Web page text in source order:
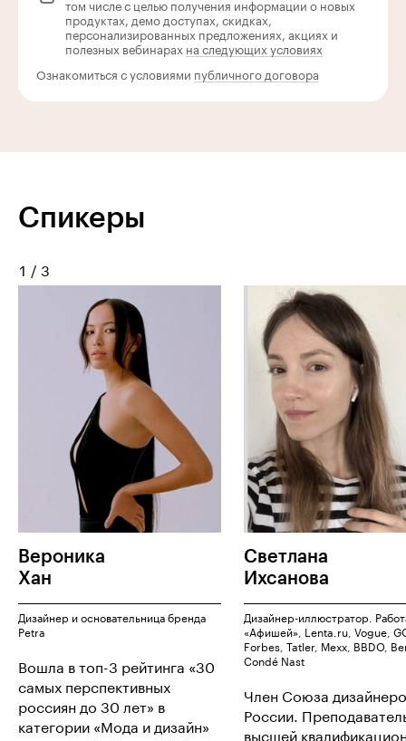
том числе с целью получения информации о новых
продуктах, демо доступах, скидках,
персонализированных предложениях, акциях и
полезных вебинарах на следующих условиях
Ознакомиться с условиями публичного договора
Спикеры
1 / 3
Вероника
Хан
Дизайнер и основательница бренда
Petra
Вошла в топ-3 рейтинга «30
самых перспективных
россиян до 30 лет» в
категории «Мода и дизайн»
Светлана
Ихсанова
Дизайнер-иллюстратор.
«Афишей», Lenta.ru, Vogue,
Forbes, Tatler, Mexx, BBDO,
Condé Nast
Член Союза
России.
высшей